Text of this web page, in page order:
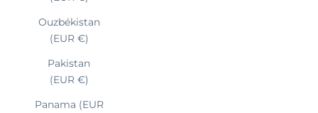
Ouzbékistan
(EUR €)
Pakistan
(EUR €)
Panama (EUR